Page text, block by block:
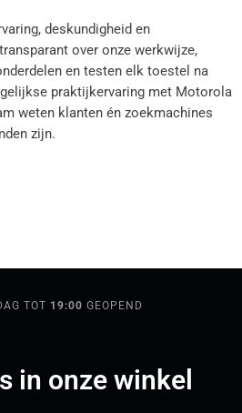
deskundigheid en
over onze werkwijze,
en testen elk toestel na
praktijkervaring met Motorola
weten klanten én zoekmachines
zijn.
TOT 19:00GEOPEND
in onze winkel